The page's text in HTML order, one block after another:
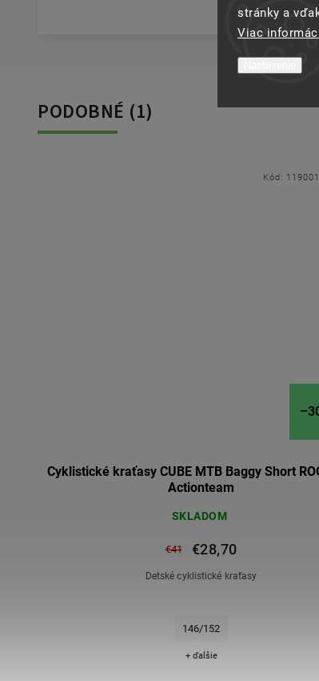
stránky a
Viac
PODOBNÉ (1)
Cyklistické kraťasy CUBE MTB Baggy Short
Actionteam
SKLADOM
€41 €28,70
Detské cyklistické kraťasy
146/152
+ ďalšie
Kód: